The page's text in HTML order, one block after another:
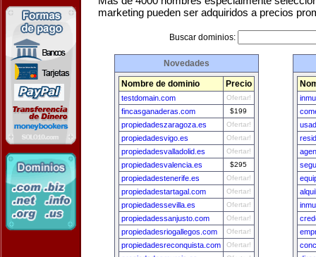
marketing pueden ser adquiridos a precios
Buscar dominios:
Novedades
Nombre de dominio Precio
testdomain.com Ofertar!
fincasganaderas.com $199
propiedadeszaragoza.es Ofertar!
propiedadesvigo.es Ofertar!
propiedadesvalladolid.es Ofertar!
propiedadesvalencia.es $295
propiedadestenerife.es Ofertar!
propiedadestartagal.com Ofertar!
propiedadessevilla.es Ofertar!
propiedadessanjusto.com Ofertar!
propiedadesriogallegos.com Ofertar!
propiedadesreconquista.com Ofertar!